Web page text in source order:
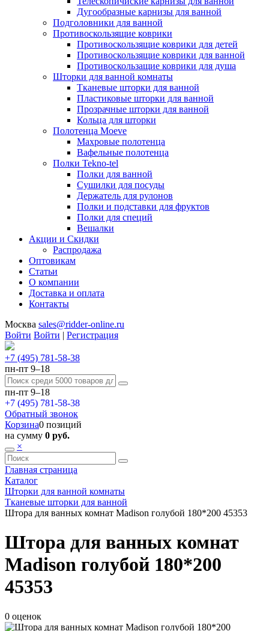
Дугообразные карнизы для ванной
Подголовники для ванной
Противоскользящие коврики
Противоскользящие коврики для детей
Противоскользящие коврики для ванной
Противоскользащие коврики для душа
Шторки для ванной комнаты
Тканевые шторки для ванной
Пластиковые шторки для ванной
Прозрачные шторки для ванной
Кольца для шторки
Полотенца Moeve
Махровые полотенца
Вафельные полотенца
Полки Tekno-tel
Полки для ванной
Сушилки для посуды
Держатель для рулонов
Полки и подставки для фруктов
Полки для специй
Вешалки
Акции и Скидки
Распродажа
Оптовикам
Статьи
О компании
Доставка и оплата
Контакты
Москва sales@ridder-online.ru
Войти Войти | Регистрация
+7 (495) 781-58-38
пн-пт 9–18
пн-пт 9–18
+7 (495) 781-58-38
Обратный звонок
Корзина0 позиций
на сумму 0 руб.
×
Главная страница
Каталог
Шторки для ванной комнаты
Тканевые шторки для ванной
Штора для ванных комнат Madison голубой 180*200 45353
Штора для ванных комнат
Madison голубой 180*200
45353
0 оценок